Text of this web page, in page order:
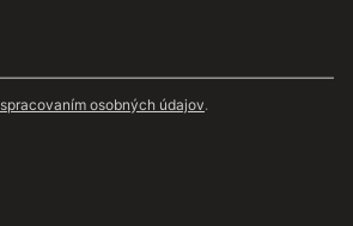
spracovaním osobných údajov.